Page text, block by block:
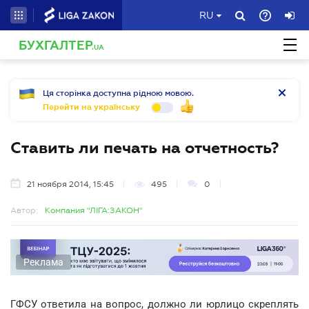
RU
БУХГАЛТЕР.UA
Ця сторінка доступна рідною мовою.
Перейти на українську
Ставить ли печать на отчетность?
21 ноября 2014, 15:45 495 0
Автор: Компания "ЛІГА:ЗАКОН"
Реклама
ГФСУ ответила на вопрос, должно ли юрлицо скреплять